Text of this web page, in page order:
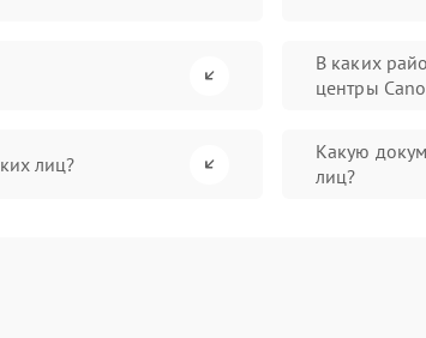
В каких
центры
лиц?
Какую
лиц?